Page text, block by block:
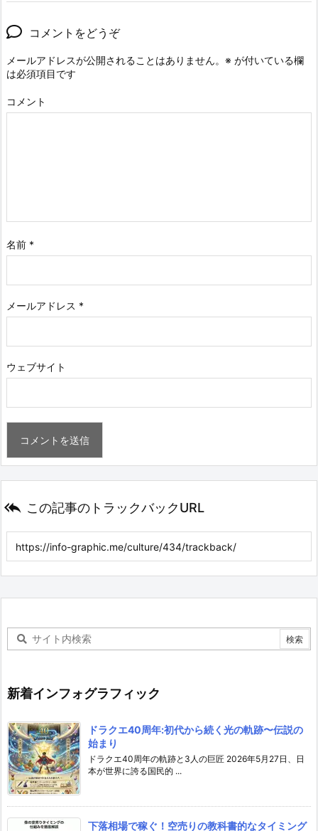
コメントをどうぞ
メールアドレスが公開されることはありません。 ※ が付いている欄
は必須項目です
コメント
名前 *
メールアドレス *
ウェブサイト
 この記事のトラックバックURL
新着インフォグラフィック
ドラクエ40周年:初代から続く光の軌跡〜伝説の
始まり
ドラクエ40周年の軌跡と3人の巨匠 2026年5月27日、日
本が世界に誇る国民的 ...
下落相場で稼ぐ！空売りの教科書的なタイミング